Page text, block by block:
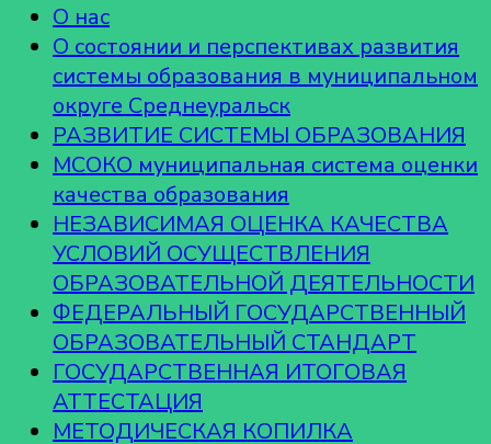
О нас
О состоянии и перспективах развития
системы образования в муниципальном
округе Среднеуральск
РАЗВИТИЕ СИСТЕМЫ ОБРАЗОВАНИЯ
МСОКО муниципальная система оценки
качества образования
НЕЗАВИСИМАЯ ОЦЕНКА КАЧЕСТВА
УСЛОВИЙ ОСУЩЕСТВЛЕНИЯ
ОБРАЗОВАТЕЛЬНОЙ ДЕЯТЕЛЬНОСТИ
ФЕДЕРАЛЬНЫЙ ГОСУДАРСТВЕННЫЙ
ОБРАЗОВАТЕЛЬНЫЙ СТАНДАРТ
ГОСУДАРСТВЕННАЯ ИТОГОВАЯ
АТТЕСТАЦИЯ
МЕТОДИЧЕСКАЯ КОПИЛКА